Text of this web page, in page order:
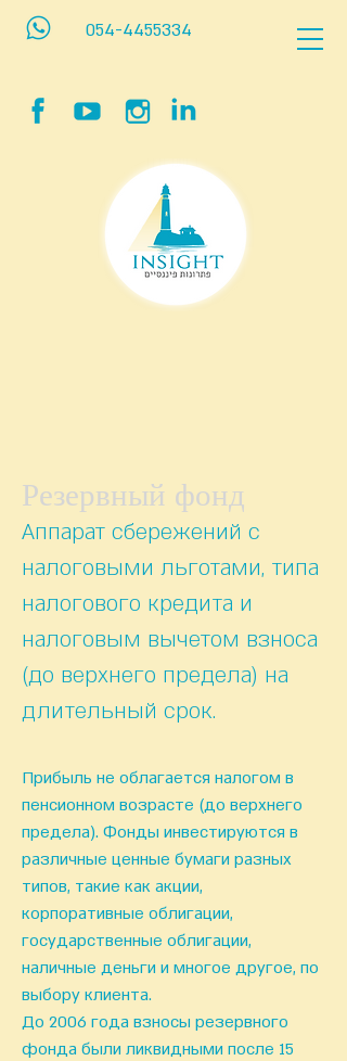
054-4455334
Резервный фонд
Аппарат сбережений с
налоговыми льготами, типа
налогового кредита и
налоговым вычетом взноса
(до верхнего предела) на
длительный срок.
Прибыль не облагается налогом в
пенсионном возрасте (до верхнего
предела). Фонды инвестируются в
различные ценные бумаги разных
типов, такие как акции,
корпоративные облигации,
государственные облигации,
наличные деньги и многое другое, по
выбору клиента.
До 2006 года взносы резервного
фонда были ликвидными после 15